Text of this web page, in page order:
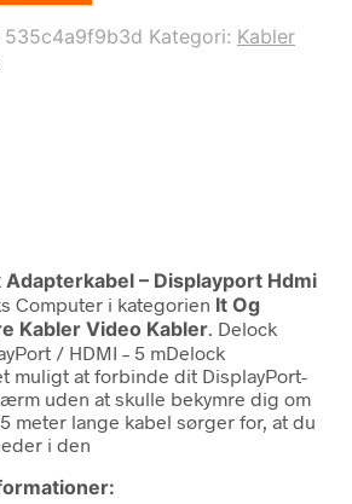
535c4a9f9b3d Kategori: Kabler
Adapterkabel – Displayport Hdmi
Computer i kategorien It Og
Kabler Video Kabler. Delock
/ HDMI – 5 mDelock
muligt at forbinde dit DisplayPort-
uden at skulle bekymre dig om
meter lange kabel sørger for, at du
i den